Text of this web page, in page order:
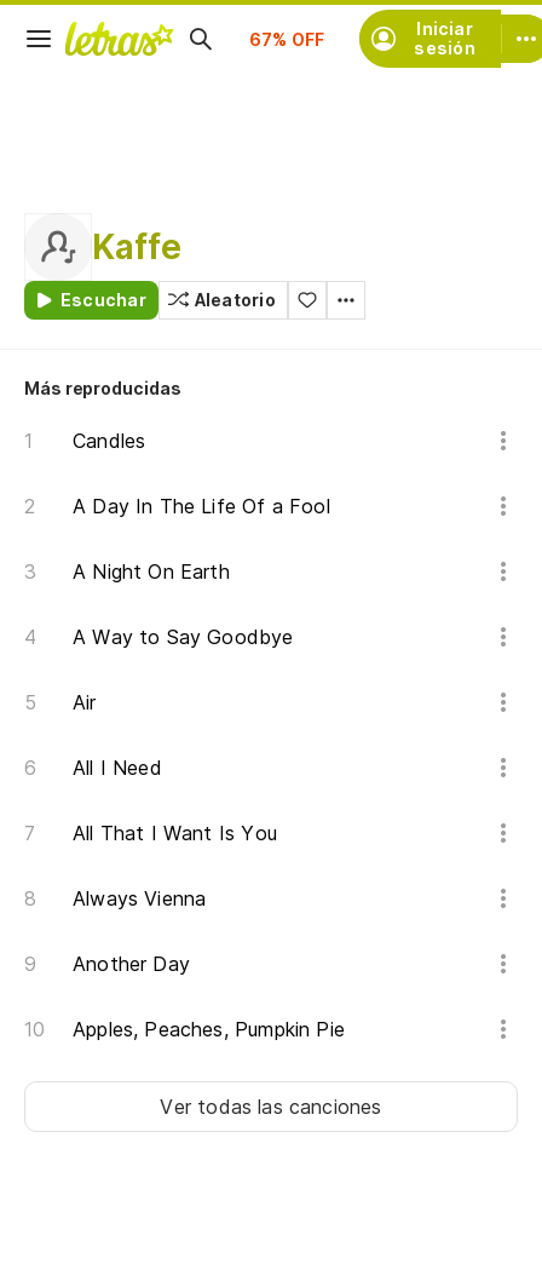
Iniciar
sesión
Suscríbete
Kaffe
Escuchar Aleatorio
Más reproducidas
Candles
A Day In The Life Of a Fool
A Night On Earth
A Way to Say Goodbye
Air
All I Need
All That I Want Is You
Always Vienna
Another Day
Apples, Peaches, Pumpkin Pie
Ver todas las canciones